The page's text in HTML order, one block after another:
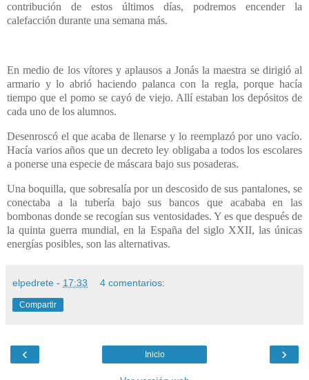
contribución de estos últimos días, podremos encender la
calefacción durante una semana más.
En medio de los vítores y aplausos a Jonás la maestra se dirigió al
armario y lo abrió haciendo palanca con la regla, porque hacía
tiempo que el pomo se cayó de viejo. Allí estaban los depósitos de
cada uno de los alumnos.
Desenroscó el que acaba de llenarse y lo reemplazó por uno vacío.
Hacía varios años que un decreto ley obligaba a todos los escolares
a ponerse una especie de máscara bajo sus posaderas.
Una boquilla, que sobresalía por un descosido de sus pantalones, se
conectaba a la tubería bajo sus bancos que acababa en las
bombonas donde se recogían sus ventosidades. Y es que después de
la quinta guerra mundial, en la España del siglo XXII, las únicas
energías posibles, son las alternativas.
elpedrete - 17:33 4 comentarios:
Compartir
‹ ›
Inicio